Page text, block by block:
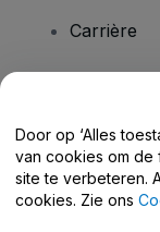
Carrière
Door op ‘Alles
van cookies om de
site te verbeteren.
cookies. Zie ons